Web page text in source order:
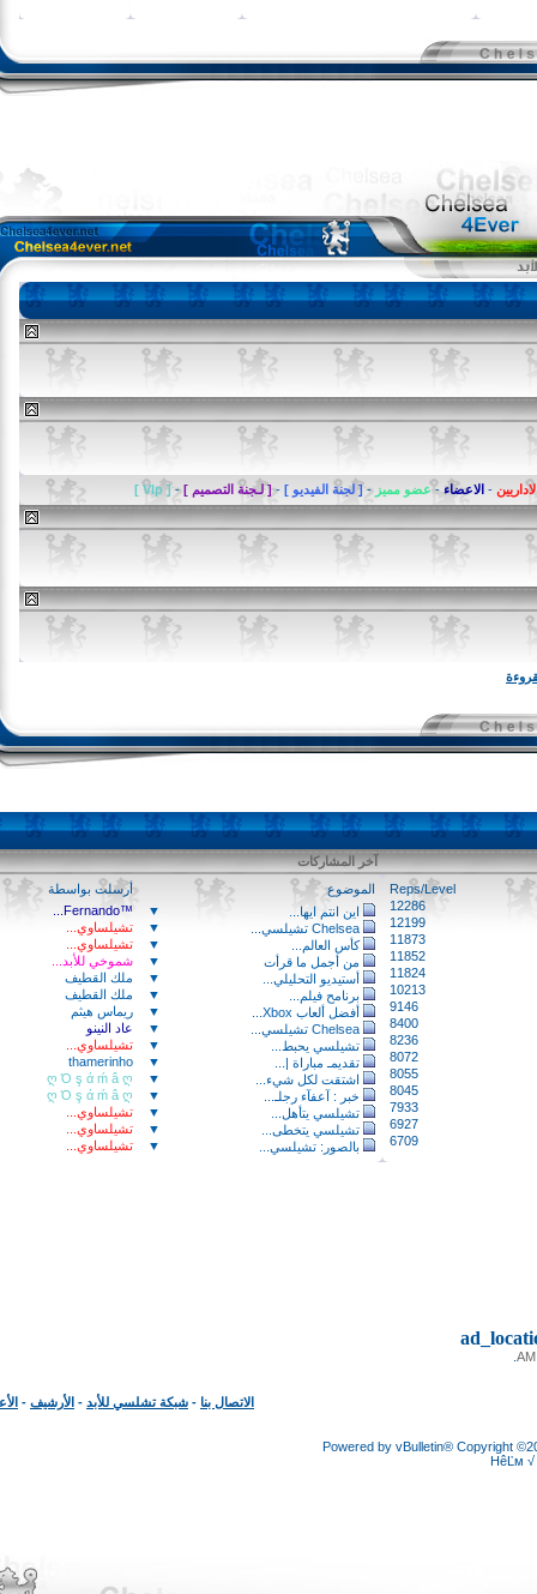
-الاعضاء-عضو مميز-[ لجنة الفيديو ]-[ لـجنة التصميم ]-
[ VIp ]
آخر المشاركات
Reps/Level
الموضوع
أرسلت بواسطة
اين انتم ايها...
™Fernando...
Chelsea تشيلسي...
تشيلساوي...
كأس العالم...
تشيلساوي...
من أجمل ما قرأت
شموخي للأبد...
أستيديو التحليلي...
ملك القطيف
برنامح فيلم...
ملك القطيف
أفضل ألعاب Xbox...
ريماس هيثم
Chelsea تشيلسي...
عاد النينو
تشيلسي يحبط...
تشيلساوي...
تقديمـ مباراة |...
thamerinho
اشتقت لكل شيء...
ღ Ό ş ά ḿ â ღ
خبر : آعفآء رجلـ...
ღ Ό ş ά ḿ â ღ
تشيلسي يتأهل...
تشيلساوي...
تشيلسي يتخطى...
تشيلساوي...
بالصور: تشيلسي...
تشيلساوي...
الاتصال بنا- شبكة تشلسي للأبد -الأرشيف-الأعلى
Powered by vBulletin®